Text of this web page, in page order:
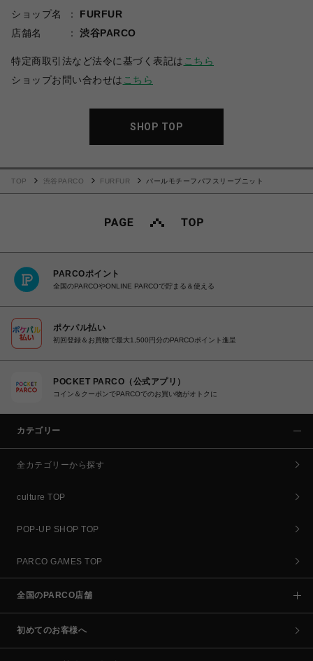
ショップ名
FURFUR
店舗名
渋谷PARCO
特定商取引法など法令に基づく表記は こちら
ショップお問い合わせは こちら
SHOP TOP
TOP 渋谷PARCO FURFUR パールモチーフパフスリーブニット
PARCOポイント
全国のPARCOやONLINE PARCOで貯まる＆使える
ポケパル払い
初回登録＆お買物で最大1,500円分のPARCOポイント進呈
POCKET PARCO（公式アプリ）
コイン＆クーポンでPARCOでのお買い物がオトクに
カテゴリー
全カテゴリーから探す
culture TOP
POP-UP SHOP TOP
PARCO GAMES TOP
全国のPARCO店舗
初めてのお客様へ